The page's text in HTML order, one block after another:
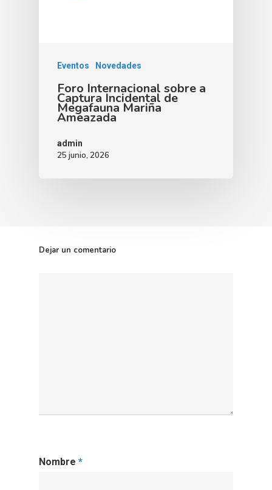
Eventos Novedades
Foro Internacional sobre a
Captura Incidental de
Megafauna Mariña
Ameazada
admin
25 junio, 2026
Dejar un comentario
Nombre *